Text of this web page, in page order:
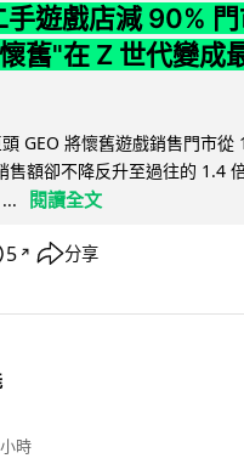
手遊戲店減 90%
舊"在 Z 世代變成
GEO 將懷舊遊戲銷售門市從
售額卻不降反升至過往的 1.4
閱讀全文
5 ↗ 分享
時